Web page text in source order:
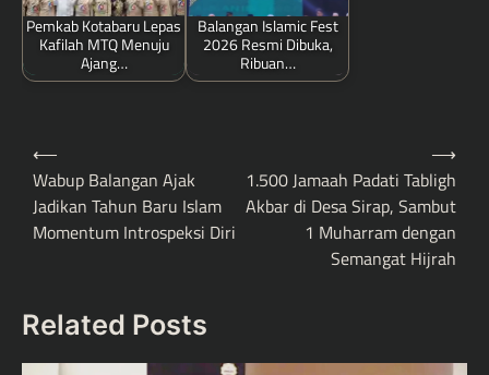
Pemkab Kotabaru Lepas
Kafilah MTQ Menuju
Ajang…
Balangan Islamic Fest
2026 Resmi Dibuka,
Ribuan…
Post
navigation
⟵
Wabup Balangan Ajak
Jadikan Tahun Baru Islam
Momentum Introspeksi Diri
1.500 Jamaah Padati Tabligh
Akbar di Desa Sirap, Sambut
1 Muharram dengan
Semangat Hijrah
⟶
Related Posts